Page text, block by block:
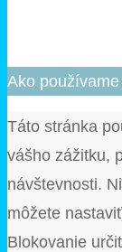
Ako
Táto stránka
vášho zážitku,
návštevnosti.
môžete
Blokovanie